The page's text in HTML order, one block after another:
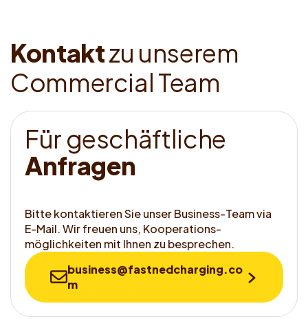
Kontaktzu unserem
Commercial Team
Für geschäftliche
Anfragen
Bitte kontaktieren Sie unser Business-Team via
E-Mail. Wir freuen uns, Kooperations­
möglichkeiten mit Ihnen zu besprechen.
business@fastnedcharging.co
m